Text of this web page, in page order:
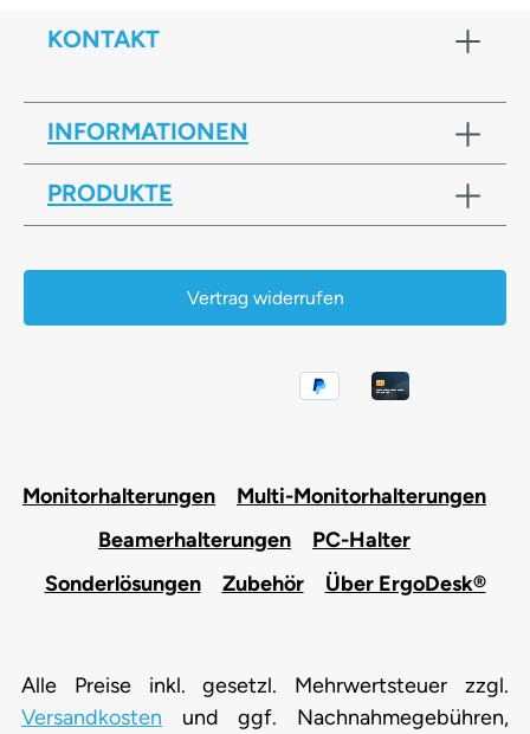
KONTAKT
INFORMATIONEN
PRODUKTE
Vertrag widerrufen
Monitorhalterungen
Multi-Monitorhalterungen
Beamerhalterungen
PC-Halter
Sonderlösungen
Zubehör Über ErgoDesk®
Alle Preise inkl. gesetzl. Mehrwertsteuer zzgl.
Versandkosten und ggf. Nachnahmegebühren,